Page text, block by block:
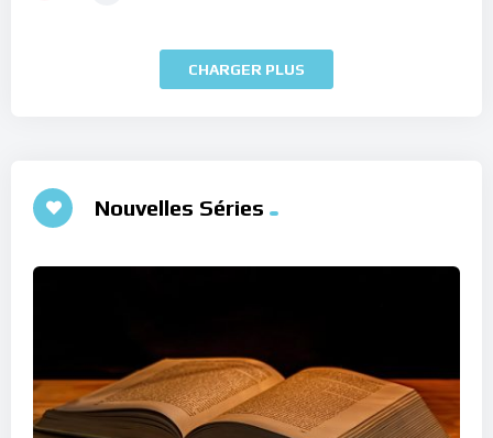
CHARGER PLUS
Nouvelles Séries